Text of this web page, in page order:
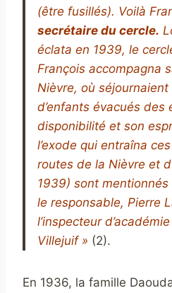
(être fusillés). Voilà
secrétaire du cercle.
éclata en 1939, le
François accompagna
Nièvre, où séjournaient
d’enfants évacués des
disponibilité et son
l’exode qui entraîna
routes de la Nièvre et
1939) sont
le responsable, Pierre
l’inspecteur
Villejuif » (2).
En 1936, la famille